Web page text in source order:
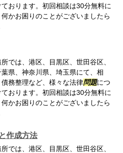
おります。初回相談は30分無料に
かお困りのことがございましたら
では、港区、目黒区、世田谷区、
県、神奈川県、埼玉県にて、相
務整理など、様々な法律問題につ
おります。初回相談は30分無料に
かお困りのことがございましたら
作成方法
では、港区、目黒区、世田谷区、